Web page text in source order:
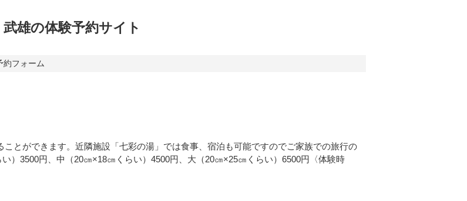
武雄の体験予約サイト
約フォーム
とができます。近隣施設「七彩の湯」では食事、宿泊も可能ですのでご家族での旅行の
）3500円、中（20㎝×18㎝くらい）4500円、大（20㎝×25㎝くらい）6500円〈体験時